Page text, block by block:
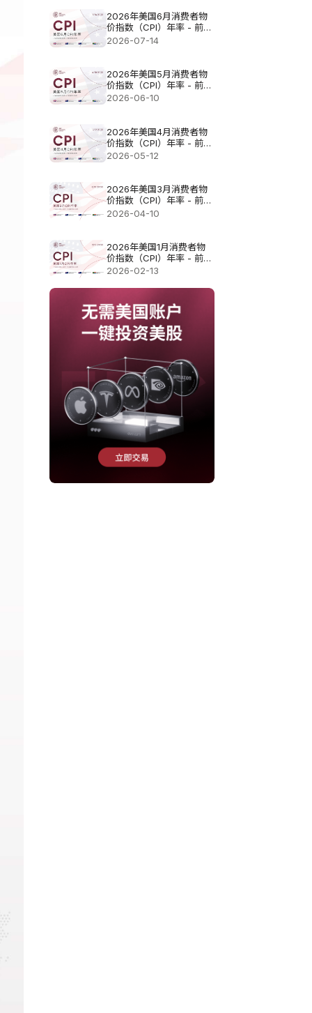
2026年美国6月消费者物
价指数（CPI）年率 - 前值
4.2% 预测值3.8%
2026-07-14
2026年美国5月消费者物
价指数（CPI）年率 - 前值
3.8% 预测值4.2% 实际值
2026-06-10
2026年美国4月消费者物
价指数（CPI）年率 - 前值
3.3% 预测值3.7%
2026-05-12
2026年美国3月消费者物
价指数（CPI）年率 - 前值
2.4% 预测值3.3%
2026-04-10
2026年美国1月消费者物
价指数（CPI）年率 - 前值
2.7% 预测值2.5%
2026-02-13